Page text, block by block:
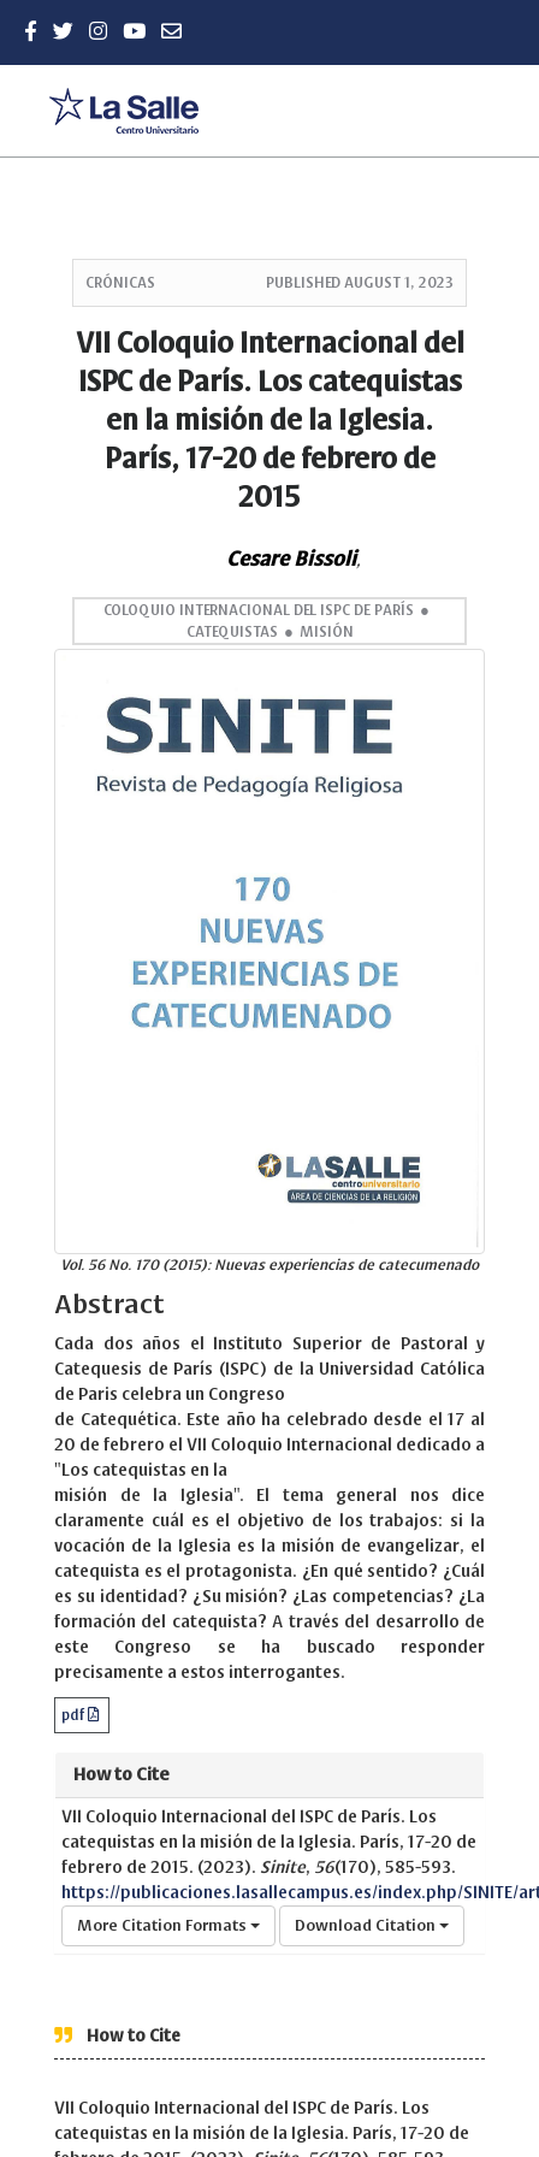
Main
Content
CRÓNICAS PUBLISHED AUGUST 1, 2023
VII Coloquio Internacional del
ISPC de París. Los catequistas
en la misión de la Iglesia.
París, 17-20 de febrero de
2015
Cesare Bissoli,
COLOQUIO INTERNACIONAL DEL ISPC DE PARÍS
CATEQUISTAS
MISIÓN
Vol. 56 No. 170 (2015): Nuevas experiencias de catecumenado
Abstract
Cada dos años el Instituto Superior de Pastoral y
Catequesis de París (ISPC) de la Universidad Católica
de Paris celebra un Congreso
de Catequética. Este año ha celebrado desde el 17 al
20 de febrero el VII Coloquio Internacional dedicado a
"Los catequistas en la
misión de la Iglesia". El tema general nos dice
claramente cuál es el objetivo de los trabajos: si la
vocación de la Iglesia es la misión de evangelizar, el
catequista es el protagonista. ¿En qué sentido? ¿Cuál
es su identidad? ¿Su misión? ¿Las competencias? ¿La
formación del catequista? A través del desarrollo de
este Congreso se ha buscado responder
precisamente a estos interrogantes.
pdf
How to Cite
VII Coloquio Internacional del ISPC de París. Los
catequistas en la misión de la Iglesia. París, 17-20 de
febrero de 2015. (2023). Sinite, 56(170), 585-593.
https://publicaciones.lasallecampus.es/index.php/SINITE/
More Citation Formats Download Citation
How to Cite
VII Coloquio Internacional del ISPC de París. Los
catequistas en la misión de la Iglesia. París, 17-20 de